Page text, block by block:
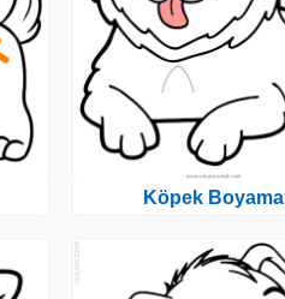
Köpek Boyama